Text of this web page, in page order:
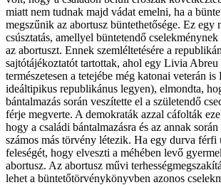
miatt nem tudnak majd vádat emelni, ha a
megszűnik az abortusz büntethetősége. Ez egy
csúsztatás, amellyel büntetendő
az abortuszt. Ennek szemléltetésére a
sajtótájékoztatót tartottak, ahol egy Livia
természetesen a tetejébe még katonai veterán
ideáltipikus republikánus legyen), elmondta,
bántalmazás során veszítette el a születendő
férje megverte. A demokraták azzal cáfolták
hogy a családi bántalmazásra és az annak
számos más törvény létezik. Ha egy durva férfi
feleségét, hogy elveszti a méhében levő
abortusz. Az abortusz művi
lehet a büntetőtörvénykönyvben azonos